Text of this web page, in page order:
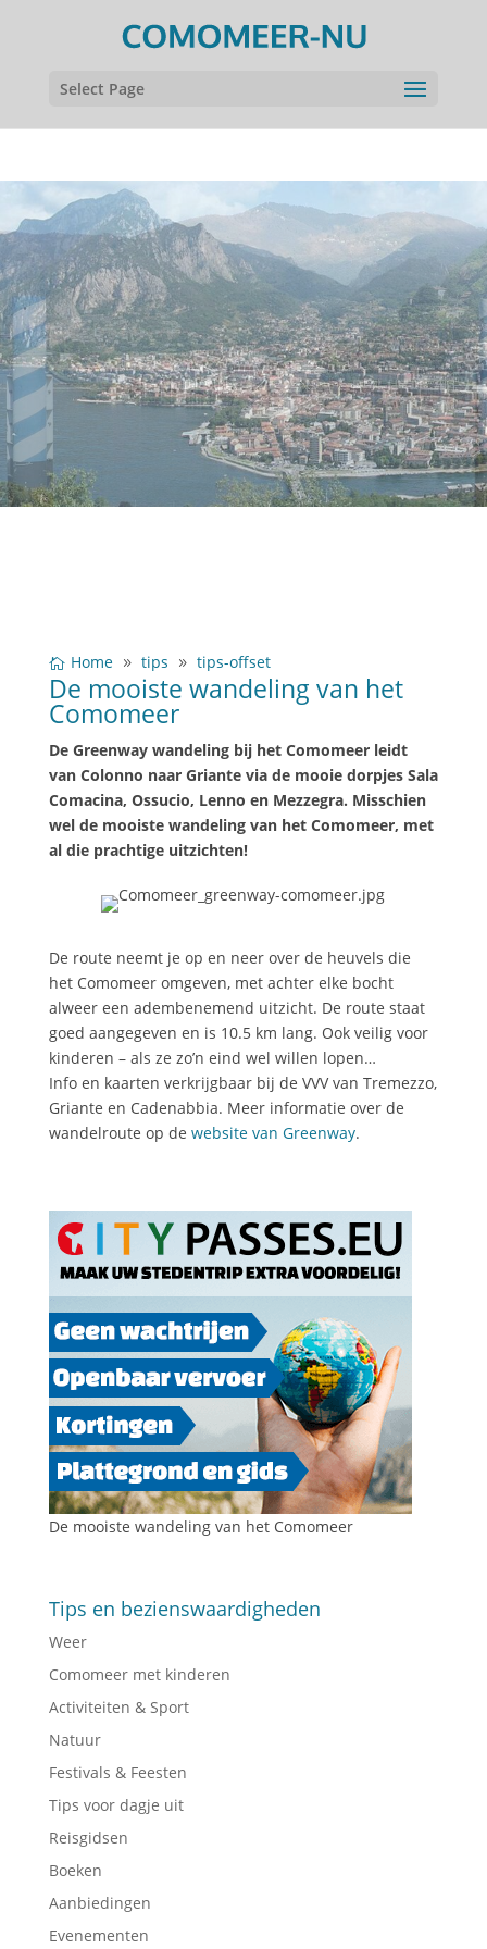
Select Page
Home tips tips-offset
De mooiste wandeling van het
Comomeer
De Greenway wandeling bij het Comomeer leidt
van Colonno naar Griante via de mooie dorpjes Sala
Comacina, Ossucio, Lenno en Mezzegra. Misschien
wel de mooiste wandeling van het Comomeer, met
al die prachtige uitzichten!
De route neemt je op en neer over de heuvels die
het Comomeer omgeven, met achter elke bocht
alweer een adembenemend uitzicht. De route staat
goed aangegeven en is 10.5 km lang. Ook veilig voor
kinderen – als ze zo’n eind wel willen lopen…
Info en kaarten verkrijgbaar bij de VVV van Tremezzo,
Griante en Cadenabbia. Meer informatie over de
wandelroute op de website van Greenway.
De mooiste wandeling van het Comomeer
Tips en bezienswaardigheden
Weer
Comomeer met kinderen
Activiteiten & Sport
Natuur
Festivals & Feesten
Tips voor dagje uit
Reisgidsen
Boeken
Aanbiedingen
Evenementen